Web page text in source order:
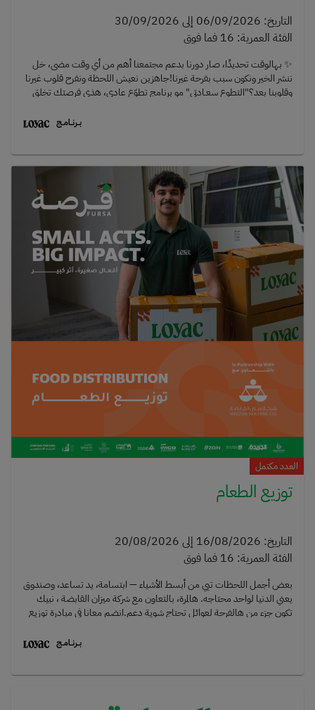
التاريخ:
06/09/2026 إلى 30/09/2026
الفئة العمرية:
16 فما فوق
✨ بهالوقت تحديدًا، صار دورنا بدعم مجتمعنا أهم من أي وقت مضى، خل
ننشر الخير ونكون سبب بفرحة غيرنا!جاهزين نعيش اللحظة ونفرح قلوب غيرنا
وقلوبنا بعد؟"التطوع سعـادتي" مو برنامج تطوّع عادي، هذي فرصتك تخلق
الخاصة بطريقة ما تنساها أبد 💛📍 المكان: مراكز مختلفة⏰ الوقت: شفت
البرنامج، راح تكون مساعد للمدرّس داخل الحصص، يعني بيكون في مدرس
وطلبة، ودورك يكون دعم ومساندة داخل الحصة نفسها 🤝سواء بالمساعدة،
التفاعل، أو حتى خلق جو مريح ولطيف للطلبة وجودك بحد ذاته له أثر كبير.بـ
16 ساعة فقط خلال شهر واحد، بتعيش تجربة إنسانية مميزة فيها تعلم،
عطاء، ومواقف تبقى معاك 💫🎉 شهر واحد. 16 ساعة. وذكريات ما تنسى.⚠️
لا تنسى: لازم تكمّل كل الـ16 ساعة خلال شهر واحد، فشد حيلك وخلك قدّها!
العدد مكتمل
توزيع الطعام
التاريخ:
16/08/2026 إلى 20/08/2026
الفئة العمرية:
16 فما فوق
بعض أجمل اللحظات تيي من أبسط الأشياء — ابتسامة، يد تساعد، وصندوق
يعني الدنيا لواحد محتاجه. هالمرة، بالتعاون مع شركة ميزان القابضة ، نبيك
تكون جزء من هالفرحة لعوائل تحتاج شوية دعم.انضم معانا في مبادرة توزيع
ولا تعبئة — بس تيي بطاقتك الإيجابية وتستقبل العوائل وتسلّمهم